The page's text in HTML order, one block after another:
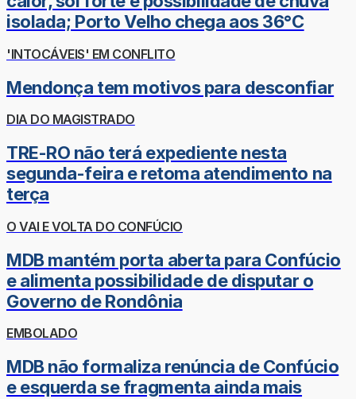
isolada; Porto Velho chega aos 36°C
'INTOCÁVEIS' EM CONFLITO
Mendonça tem motivos para desconfiar
DIA DO MAGISTRADO
TRE-RO não terá expediente nesta
segunda-feira e retoma atendimento na
terça
O VAI E VOLTA DO CONFÚCIO
MDB mantém porta aberta para Confúcio
e alimenta possibilidade de disputar o
Governo de Rondônia
EMBOLADO
MDB não formaliza renúncia de Confúcio
e esquerda se fragmenta ainda mais